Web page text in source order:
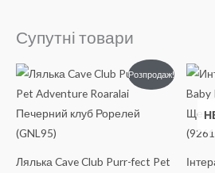
Супутні товари
Розпродаж!
Лялька Cave Club Purr-fect Pet
Оригінальна
ціна:
₴850.
Поточна
ціна:
₴499.